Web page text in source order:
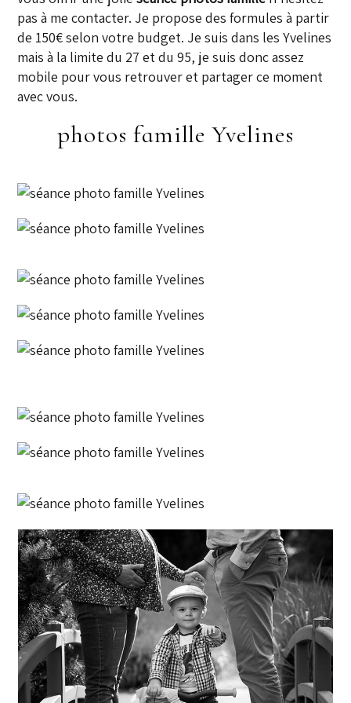
pas à me contacter. Je propose des formules à partir
de 150€ selon votre budget. Je suis dans les Yvelines
mais à la limite du 27 et du 95, je suis donc assez
mobile pour vous retrouver et partager ce moment
avec vous.
photos famille Yvelines